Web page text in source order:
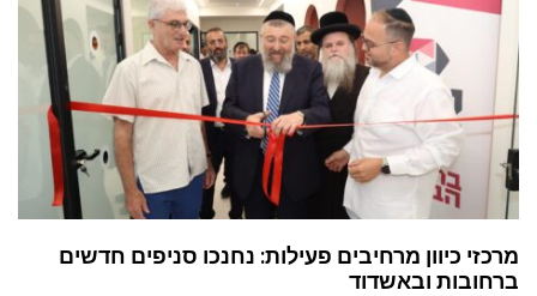
מרכזי כיוון מרחיבים פעילות: נחנכו סניפים חדשים
ברחובות ובאשדוד